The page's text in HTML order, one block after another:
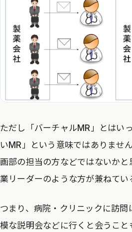
ただし「バーチャルMR」とはい
いMR」という意味ではありませ
画部の担当の方などではないか
業リーダーのような方が兼ねてい
つまり、病院・クリニックに訪
模な説明会などに行くと会うこ